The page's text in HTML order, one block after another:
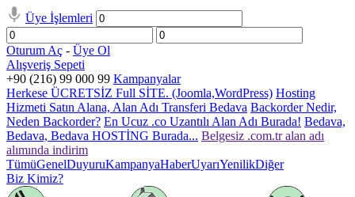
Üye İşlemleri
Oturum Aç - Üye Ol
Alışveriş Sepeti
+90 (216) 99 000 99 Kampanyalar
Herkese ÜCRETSİZ Full SİTE. (Joomla,WordPress) Hosting
Hizmeti Satın Alana, Alan Adı Transferi Bedava Backorder Nedir,
Neden Backorder? En Ucuz .co Uzantılı Alan Adı Burada! Bedava,
Bedava, Bedava HOSTİNG Burada... Belgesiz .com.tr alan adı
alımında indirim
TümüGenelDuyuruKampanyaHaberUyarıYenilikDiğer
Biz Kimiz?